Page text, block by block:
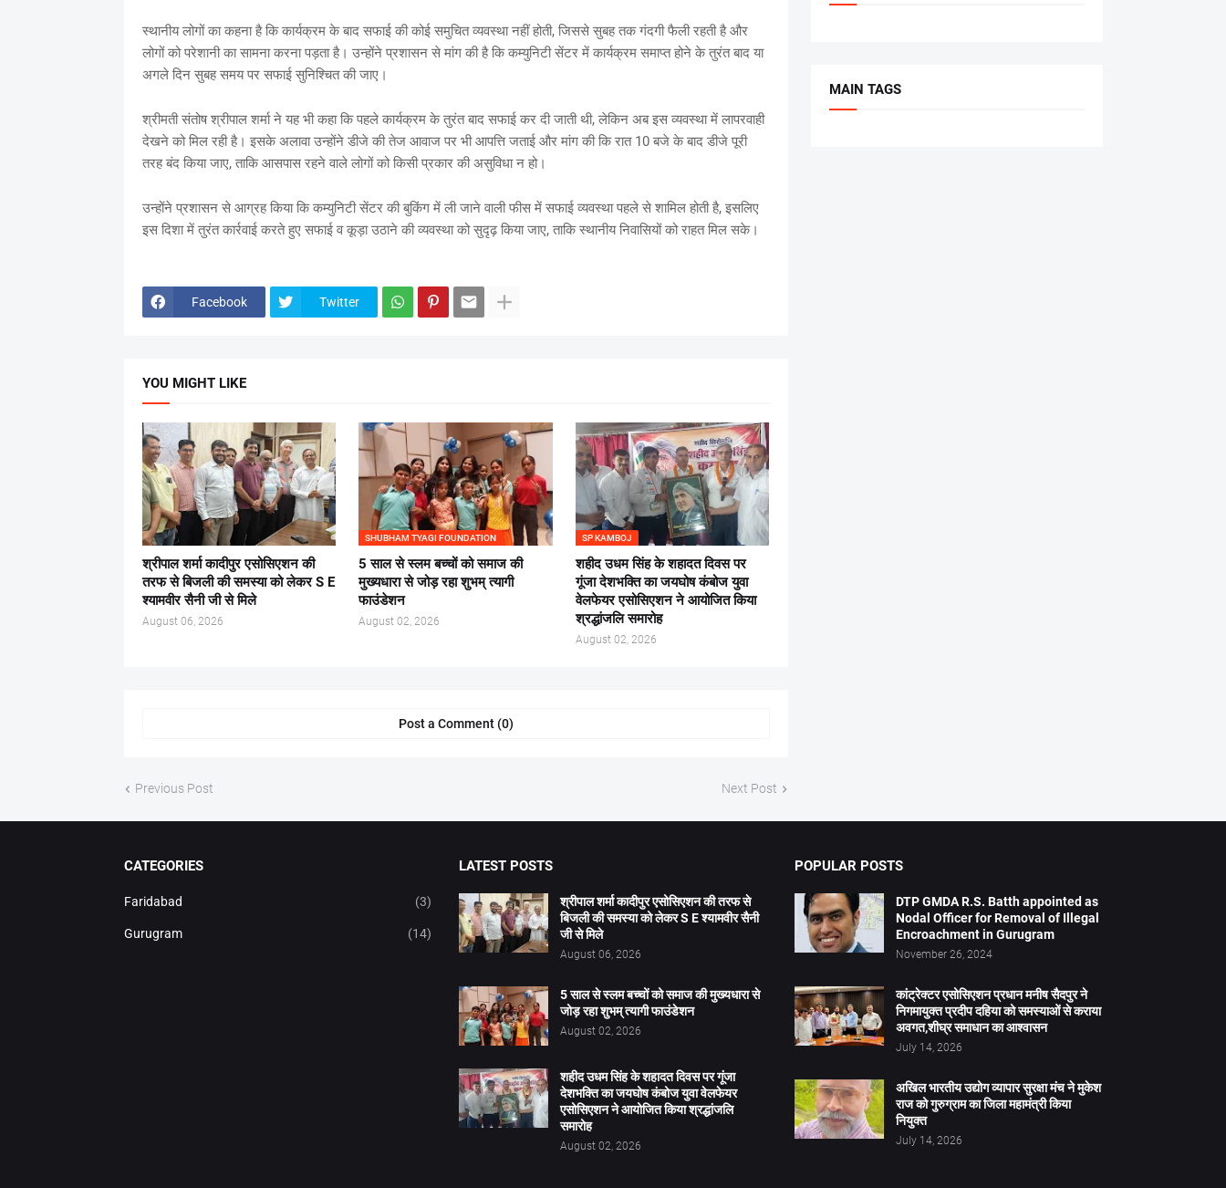
स्थानीय लोगों का कहना है कि कार्यक्रम के बाद सफाई की कोई समुचित व्यवस्था नहीं होती, जिससे सुबह तक गंदगी फैली रहती है और
लोगों को परेशानी का सामना करना पड़ता है। उन्होंने प्रशासन से मांग की है कि कम्युनिटी सेंटर में कार्यक्रम समाप्त होने के तुरंत बाद या
अगले दिन सुबह समय पर सफाई सुनिश्चित की जाए।
श्रीमती संतोष श्रीपाल शर्मा ने यह भी कहा कि पहले कार्यक्रम के तुरंत बाद सफाई कर दी जाती थी, लेकिन अब इस व्यवस्था में लापरवाही
देखने को मिल रही है। इसके अलावा उन्होंने डीजे की तेज आवाज पर भी आपत्ति जताई और मांग की कि रात 10 बजे के बाद डीजे पूरी
तरह बंद किया जाए, ताकि आसपास रहने वाले लोगों को किसी प्रकार की असुविधा न हो।
उन्होंने प्रशासन से आग्रह किया कि कम्युनिटी सेंटर की बुकिंग में ली जाने वाली फीस में सफाई व्यवस्था पहले से शामिल होती है, इसलिए
इस दिशा में तुरंत कार्रवाई करते हुए सफाई व कूड़ा उठाने की व्यवस्था को सुदृढ़ किया जाए, ताकि स्थानीय निवासियों को राहत मिल सके।
Facebook Twitter
YOU MIGHT LIKE
श्रीपाल शर्मा कादीपुर एसोसिएशन की
तरफ से बिजली की समस्या को लेकर S E
श्यामवीर सैनी जी से मिले
August 06, 2026
SHUBHAM TYAGI FOUNDATION
5 साल से स्लम बच्चों को समाज की
मुख्यधारा से जोड़ रहा शुभम् त्यागी
फाउंडेशन
August 02, 2026
SP KAMBOJ
शहीद उधम सिंह के शहादत दिवस पर
गूंजा देशभक्ति का जयघोष कंबोज युवा
वेलफेयर एसोसिएशन ने आयोजित किया
श्रद्धांजलि समारोह
August 02, 2026
Post a Comment (0)
Previous Post Next Post
MAIN TAGS
CATEGORIES
Faridabad (3)
Gurugram (14)
LATEST POSTS
श्रीपाल शर्मा कादीपुर एसोसिएशन की तरफ से
बिजली की समस्या को लेकर S E श्यामवीर सैनी
जी से मिले
August 06, 2026
5 साल से स्लम बच्चों को समाज की मुख्यधारा से
जोड़ रहा शुभम् त्यागी फाउंडेशन
August 02, 2026
शहीद उधम सिंह के शहादत दिवस पर गूंजा
देशभक्ति का जयघोष कंबोज युवा वेलफेयर
एसोसिएशन ने आयोजित किया श्रद्धांजलि
समारोह
August 02, 2026
POPULAR POSTS
DTP GMDA R.S. Batth appointed as
Nodal Officer for Removal of Illegal
Encroachment in Gurugram
November 26, 2024
कांट्रेक्टर एसोसिएशन प्रधान मनीष सैदपुर ने
निगमायुक्त प्रदीप दहिया को समस्याओं से कराया
अवगत,शीघ्र समाधान का आश्वासन
July 14, 2026
अखिल भारतीय उद्योग व्यापार सुरक्षा मंच ने मुकेश
राज को गुरुग्राम का जिला महामंत्री किया
नियुक्त
July 14, 2026